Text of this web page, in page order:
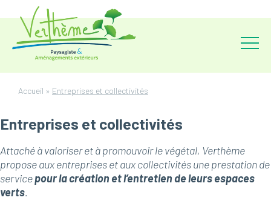
Accueil » Entreprises et collectivités
Entreprises et collectivités
Attaché à valoriser et à promouvoir le végétal, Verthème
propose aux entreprises et aux collectivités une prestation de
servicepour la création et l’entretien de leurs espaces
verts.